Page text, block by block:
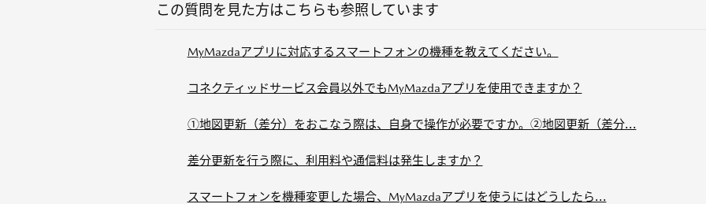
この質問を見た方はこちらも参照しています
MyMazdaアプリに対応するスマートフォンの機種を教えてください。
コネクティッドサービス会員以外でもMyMazdaアプリを使用できますか？
①地図更新（差分）をおこなう際は、自身で操作が必要ですか。②地図更新（差分...
差分更新を行う際に、利用料や通信料は発生しますか？
スマートフォンを機種変更した場合、MyMazdaアプリを使うにはどうしたら...